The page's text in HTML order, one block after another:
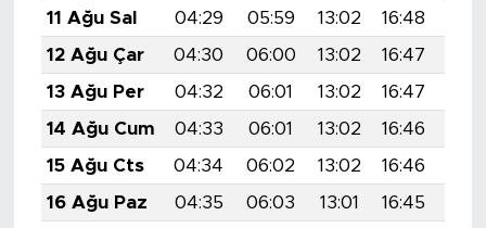
11 Ağu Sal
04:29 05:59 13:02 16:48
12 Ağu Çar
04:30 06:00 13:02 16:47
13 Ağu Per
04:32 06:01 13:02 16:47
14 Ağu Cum
04:33 06:01 13:02 16:46
15 Ağu Cts
04:34 06:02 13:02 16:46
16 Ağu Paz
04:35 06:03 13:01 16:45